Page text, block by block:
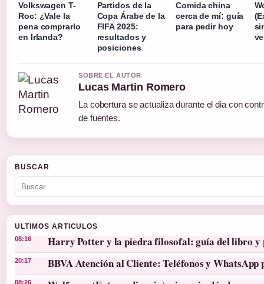
Volkswagen T-
Roc: ¿Vale la
pena comprarlo
en Irlanda?
Partidos de la
Copa Árabe de la
FIFA 2025:
resultados y
posiciones
Comida china
cerca de mí: guía
para pedir hoy
SOBRE EL AUTOR
Lucas Martin Romero
La cobertura se actualiza durante el dia con
de fuentes.
BUSCAR
ULTIMOS ARTICULOS
08:16 Harry Potter y la piedra filosofal: guía del libro y
20:17 BBVA Atención al Cliente: Teléfonos y WhatsApp
08:26